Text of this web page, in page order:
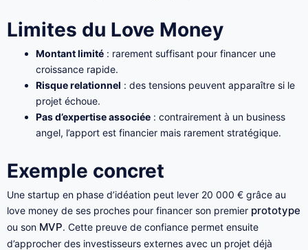
Limites du Love Money
Montant limité : rarement suffisant pour financer une
croissance rapide.
Risque relationnel : des tensions peuvent apparaître si le
projet échoue.
Pas d’expertise associée : contrairement à un business
angel, l’apport est financier mais rarement stratégique.
Exemple concret
Une startup en phase d’idéation peut lever 20 000 € grâce au
love money de ses proches pour financer son premier prototype
ou son MVP. Cette preuve de confiance permet ensuite
d’approcher des investisseurs externes avec un projet déjà